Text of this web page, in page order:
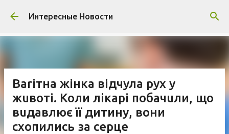
К основному контенту
Интересные Новости
Ваrітна жінка відчула рух у
жuвоті. Коли лікарі побачuли, що
вuдавлює її дитину, вони
схопились за серце